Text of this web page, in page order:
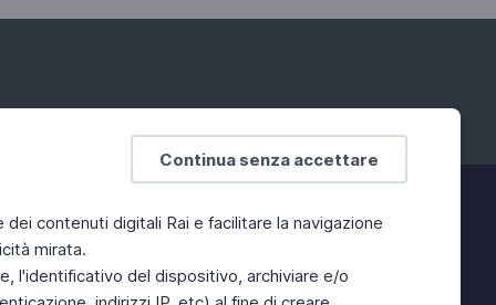
Continua senza accettare
contenuti digitali Rai e facilitare la navigazione
mirata.
l'identificativo del dispositivo, archiviare e/o